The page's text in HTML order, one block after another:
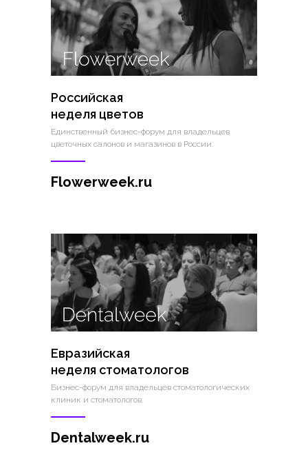
Российская
неделя цветов
Единственный бизнес-форум для владельцев
цветочных салонов и магазинов в России.
Flowerweek.ru
Евразийская
неделя стоматологов
Бизнес-форум для владельцев стоматологических
клиник и стоматологов.
Dentalweek.ru